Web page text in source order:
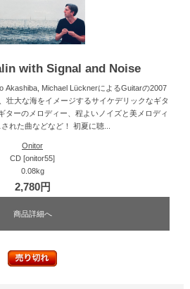
with Signal and Noise
Akashiba, Michael LücknerによるGuitarの2007
壮大な海をイメージするサイケデリックなギタ
ターのメロディー、程よいノイズと美メロディ
れた曲などなど！ 初夏に聴...
Onitor
CD [onitor55]
0.08kg
2,780円
商品詳細へ